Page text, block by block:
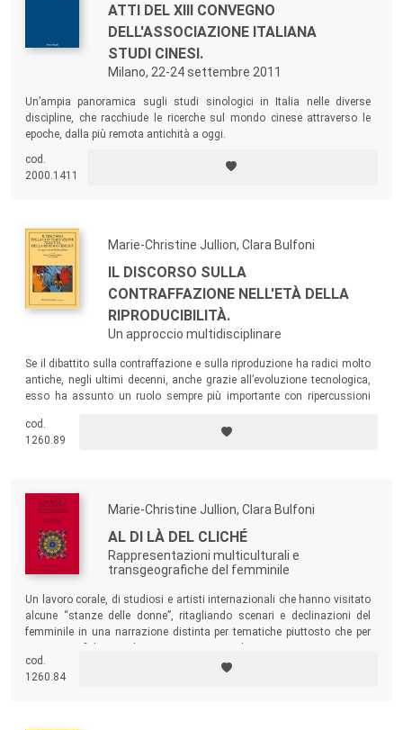
ATTI DEL XIII CONVEGNO
DELL'ASSOCIAZIONE ITALIANA
STUDI CINESI.
Milano, 22-24 settembre 2011
Un’ampia panoramica sugli studi sinologici in Italia nelle diverse
discipline, che racchiude le ricerche sul mondo cinese attraverso le
epoche, dalla più remota antichità a oggi.
cod.
2000.1411
Marie-Christine Jullion, Clara Bulfoni
IL DISCORSO SULLA
CONTRAFFAZIONE NELL'ETÀ DELLA
RIPRODUCIBILITÀ.
Un approccio multidisciplinare
Se il dibattito sulla contraffazione e sulla riproduzione ha radici molto
antiche, negli ultimi decenni, anche grazie all’evoluzione tecnologica,
esso ha assunto un ruolo sempre più importante con ripercussioni
che compongono il volume si prefiggono di analizzare le ricadute
giuridiche e normative, economiche e politiche, sociali ed etiche della
cod.
1260.89
Marie-Christine Jullion, Clara Bulfoni
AL DI LÀ DEL CLICHÉ
Rappresentazioni multiculturali e
transgeografiche del femminile
Un lavoro corale, di studiosi e artisti internazionali che hanno visitato
alcune “stanze delle donne”, ritagliando scenari e declinazioni del
femminile in una narrazione distinta per tematiche piuttosto che per
cod.
1260.84